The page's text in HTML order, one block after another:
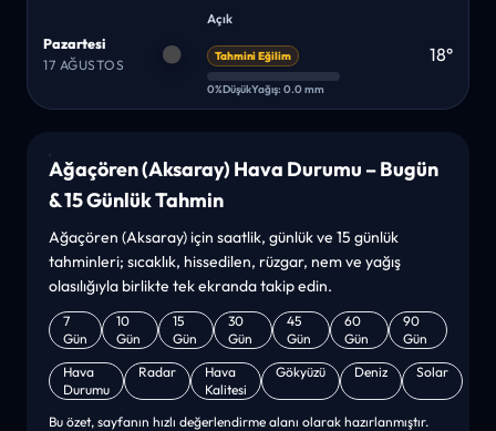
Pazartesi
17 AĞUSTOS
Açık
Tahmini Eğilim
0%DüşükYağış: 0.0 mm
18°
Ağaçören (Aksaray) Hava Durumu – Bugün
& 15 Günlük Tahmin
Ağaçören (Aksaray) için saatlik, günlük ve 15 günlük
tahminleri; sıcaklık, hissedilen, rüzgar, nem ve yağış
olasılığıyla birlikte tek ekranda takip edin.
7
Gün
10
Gün
15
Gün
30
Gün
45
Gün
60
Gün
90
Gün
Hava
Durumu
Radar
Hava
Kalitesi
Gökyüzü Deniz Solar
Bu özet, sayfanın hızlı değerlendirme alanı olarak hazırlanmıştır.